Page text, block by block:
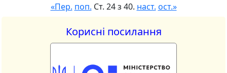
«Пер. поп. Ст. 24 з 40. наст. ост.»
Корисні посилання